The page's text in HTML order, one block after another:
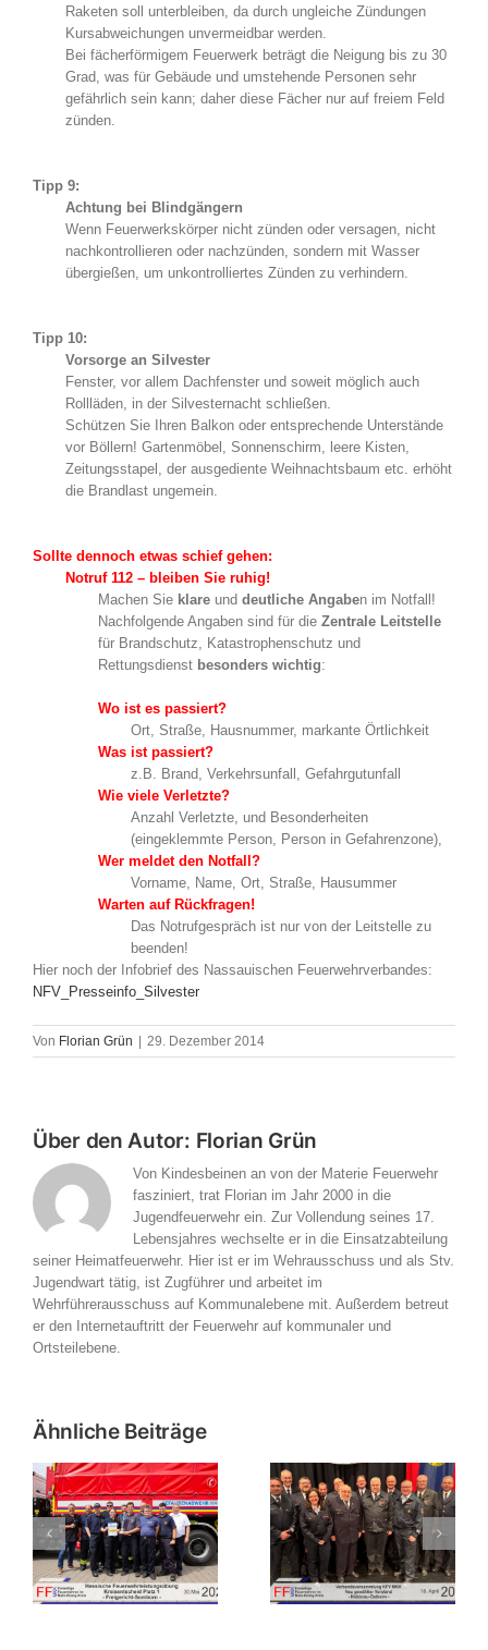
Raketen soll unterbleiben, da durch ungleiche Zündungen
Kursabweichungen unvermeidbar werden.
Bei fächerförmigem Feuerwerk beträgt die Neigung bis zu 30
Grad, was für Gebäude und umstehende Personen sehr
gefährlich sein kann; daher diese Fächer nur auf freiem Feld
zünden.
Tipp 9:
Achtung bei Blindgängern
Wenn Feuerwerkskörper nicht zünden oder versagen, nicht
nachkontrollieren oder nachzünden, sondern mit Wasser
übergießen, um unkontrolliertes Zünden zu verhindern.
Tipp 10:
Vorsorge an Silvester
Fenster, vor allem Dachfenster und soweit möglich auch
Rollläden, in der Silvesternacht schließen.
Schützen Sie Ihren Balkon oder entsprechende Unterstände
vor Böllern! Gartenmöbel, Sonnenschirm, leere Kisten,
Zeitungsstapel, der ausgediente Weihnachtsbaum etc. erhöht
die Brandlast ungemein.
Sollte dennoch etwas schief gehen:
Notruf 112 – bleiben Sie ruhig!
Machen Sie klare und deutliche Angaben im Notfall!
Nachfolgende Angaben sind für die Zentrale Leitstelle
für Brandschutz, Katastrophenschutz und
Rettungsdienst besonders wichtig:
Wo ist es passiert?
Ort, Straße, Hausnummer, markante Örtlichkeit
Was ist passiert?
z.B. Brand, Verkehrsunfall, Gefahrgutunfall
Wie viele Verletzte?
Anzahl Verletzte, und Besonderheiten
(eingeklemmte Person, Person in Gefahrenzone),
Wer meldet den Notfall?
Vorname, Name, Ort, Straße, Hausummer
Warten auf Rückfragen!
Das Notrufgespräch ist nur von der Leitstelle zu
beenden!
Hier noch der Infobrief des Nassauischen Feuerwehrverbandes:
NFV_Presseinfo_Silvester
Von Florian Grün 29. Dezember 2014
Über den Autor: Florian Grün
Von Kindesbeinen an von der Materie Feuerwehr
fasziniert, trat Florian im Jahr 2000 in die
Jugendfeuerwehr ein. Zur Vollendung seines 17.
Lebensjahres wechselte er in die Einsatzabteilung
seiner Heimatfeuerwehr. Hier ist er im Wehrausschuss und als Stv.
Jugendwart tätig, ist Zugführer und arbeitet im
Wehrführerausschuss auf Kommunalebene mit. Außerdem betreut
er den Internetauftritt der Feuerwehr auf kommunaler und
Ortsteilebene.
Ähnliche Beiträge
Verbandsversammlung
des
Kreisfeuerwehrverbandes
Main-Kinzig-Kreis in
Nidderau-Ostheim
Einladung zur
Verbandsversammlung
2026